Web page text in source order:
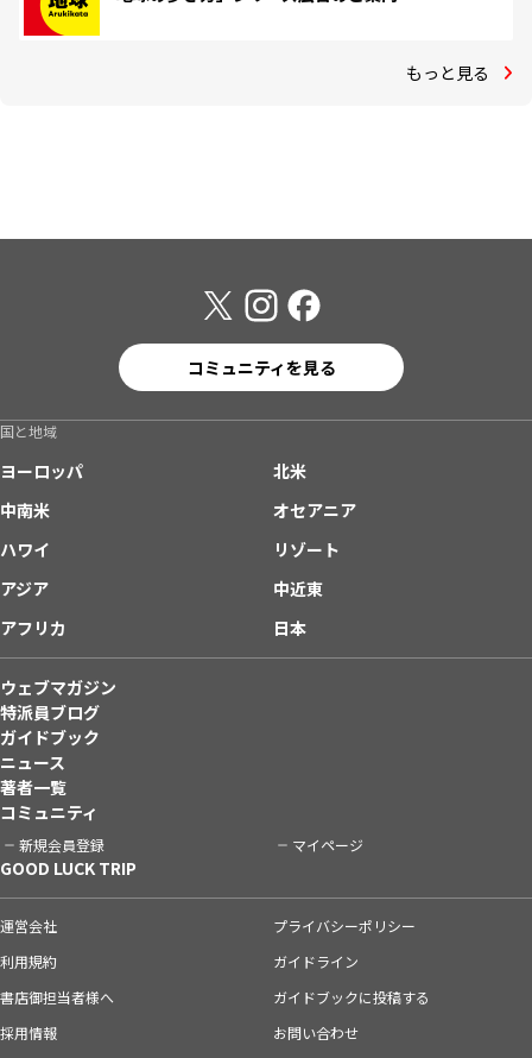
もっと見る
コミュニティを見る
国と地域
ヨーロッパ
北米
中南米
オセアニア
ハワイ
リゾート
アジア
中近東
アフリカ
日本
ウェブマガジン
特派員ブログ
ガイドブック
ニュース
著者一覧
コミュニティ
新規会員登録 マイページ
GOOD LUCK TRIP
運営会社
プライバシーポリシー
利用規約
ガイドライン
書店御担当者様へ
ガイドブックに投稿する
採用情報
お問い合わせ